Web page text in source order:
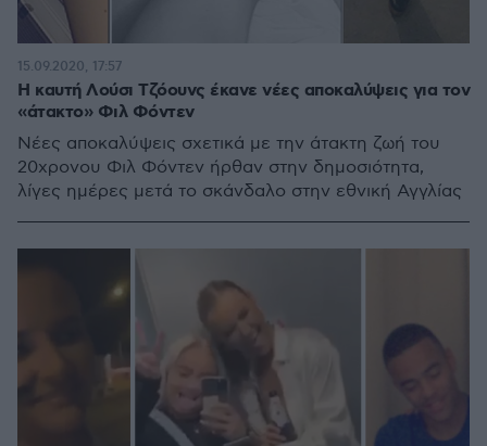
Η καυτή Λούσι Τζόουνς έκανε νέες αποκαλύψεις για τον
«άτακτο» Φιλ Φόντεν
Νέες αποκαλύψεις σχετικά με την άτακτη ζωή του
20χρονου Φιλ Φόντεν ήρθαν στην δημοσιότητα,
λίγες ημέρες μετά το σκάνδαλο στην εθνική Αγγλίας
15.09.2020, 17:57